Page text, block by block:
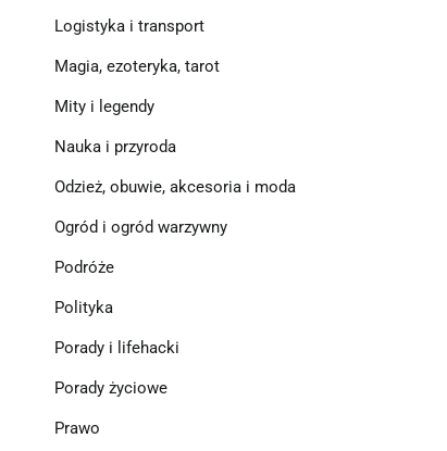
Logistyka i transport
Magia, ezoteryka, tarot
Mity i legendy
Nauka i przyroda
Odzież, obuwie, akcesoria i moda
Ogród i ogród warzywny
Podróże
Polityka
Porady i lifehacki
Porady życiowe
Prawo